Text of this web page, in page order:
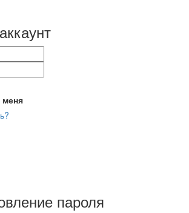
меня
пароля